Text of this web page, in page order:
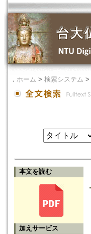
． ホーム > 検索システム >
本文を読む
加えサービス